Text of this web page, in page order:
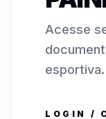
Acesse
esportiva.
LOGIN /